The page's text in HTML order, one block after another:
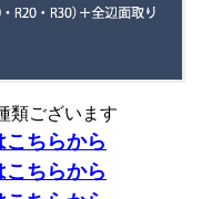
類ございます
こちらから
こちらから